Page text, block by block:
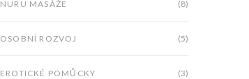
NURU MASÁŽE (8)
OSOBNÍ ROZVOJ (5)
EROTICKÉ POMŮCKY (3)